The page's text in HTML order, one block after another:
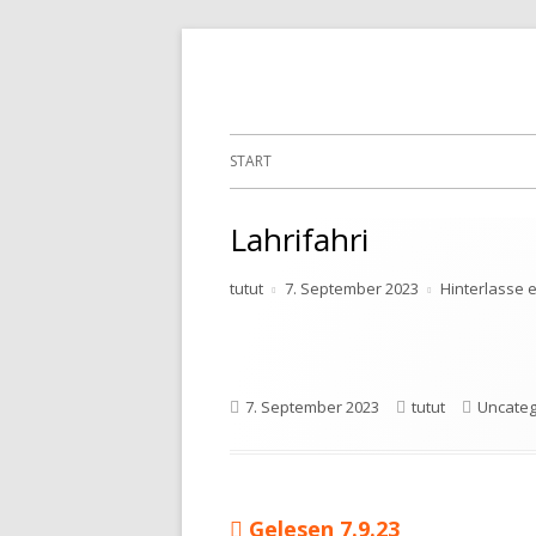
Primäres
START
Lahrifahri
Autor
tutut
Veröffentlicht
7. September 2023 Hinterlasse
Veröffentlicht
7. September 2023 Autor
tutut
Vorheriger
Gelesen 7.9.23